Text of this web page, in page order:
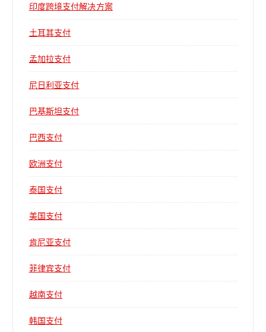
印度跨境支付解决方案
土耳其支付
孟加拉支付
尼日利亚支付
巴基斯坦支付
巴西支付
欧洲支付
泰国支付
美国支付
肯尼亚支付
菲律宾支付
越南支付
韩国支付